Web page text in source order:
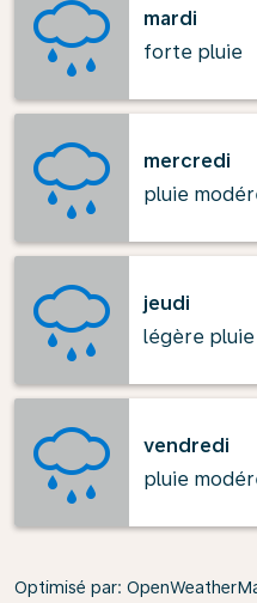
mardi
forte pluie
mercredi
pluie
jeudi
légère pluie
vendredi
pluie
Optimisé par: